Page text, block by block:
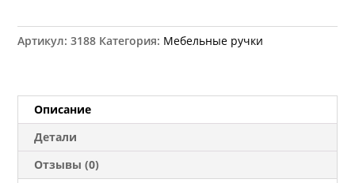
26/96
Артикул:3188 Категория: Мебельные ручки
Описание
Детали
Отзывы (0)